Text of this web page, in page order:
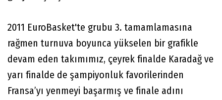
2011 EuroBasket'te grubu 3. tamamlamasına
rağmen turnuva boyunca yükselen bir grafikle
devam eden takımımız, çeyrek finalde Karadağ ve
yarı finalde de şampiyonluk favorilerinden
Fransa’yı yenmeyi başarmış ve finale adını